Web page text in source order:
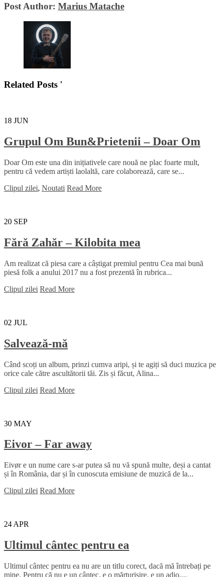
Post Author: Marius Matache
Related Posts '
18 JUN
Grupul Om Bun&Prietenii – Doar Om
Doar Om este una din inițiativele care nouă ne plac foarte mult,
pentru că vedem artiști laolaltă, care colaborează, care se...
Clipul zilei, Noutati Read More
20 SEP
Fără Zahăr – Kilobita mea
Am realizat că piesa care a câștigat premiul pentru Cea mai bună
piesă folk a anului 2017 nu a fost prezentă în rubrica...
Clipul zilei Read More
02 JUL
Salvează-mă
Când scoți un album, prinzi cumva aripi, și te agiți să duci muzica pe
orice cale către ascultătorii tăi. Zis și făcut, Alina...
Clipul zilei Read More
30 MAY
Eivor – Far away
Eivør e un nume care s-ar putea să nu vă spună multe, deși a cantat
și în România, dar și în cunoscuta emisiune de muzică de la...
Clipul zilei Read More
24 APR
Ultimul cântec pentru ea
Ultimul cântec pentru ea nu are un titlu corect, dacă mă întrebați pe
mine. Pentru că nu e un cântec, e o mărturisire, e un adio,...